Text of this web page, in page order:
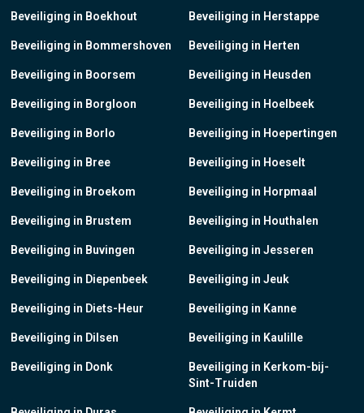
Beveiliging in Boekhout
Beveiliging in Bommershoven
Beveiliging in Boorsem
Beveiliging in Borgloon
Beveiliging in Borlo
Beveiliging in Bree
Beveiliging in Broekom
Beveiliging in Brustem
Beveiliging in Buvingen
Beveiliging in Diepenbeek
Beveiliging in Diets-Heur
Beveiliging in Dilsen
Beveiliging in Donk
Beveiliging in Herstappe
Beveiliging in Herten
Beveiliging in Heusden
Beveiliging in Hoelbeek
Beveiliging in Hoepertingen
Beveiliging in Hoeselt
Beveiliging in Horpmaal
Beveiliging in Houthalen
Beveiliging in Jesseren
Beveiliging in Jeuk
Beveiliging in Kanne
Beveiliging in Kaulille
Beveiliging in Kerkom-bij-
Sint-Truiden